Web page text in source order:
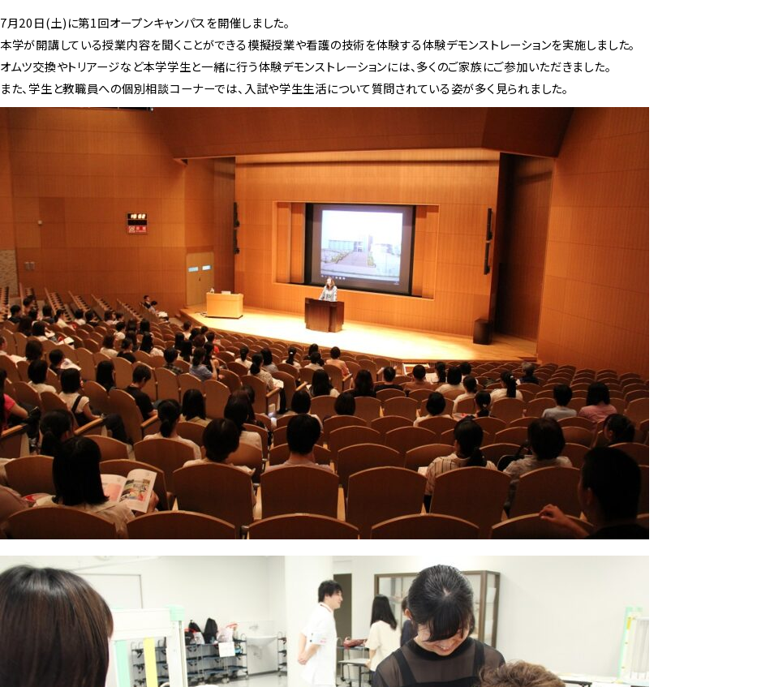
7月20日(土)に第1回オープンキャンパスを開催しました。
本学が開講している授業内容を聞くことができる模擬授業や看護の技術を体験する体験デモンストレーションを実施しました。
オムツ交換やトリアージなど本学学生と一緒に行う体験デモンストレーションには、多くのご家族にご参加いただきました。
また、学生と教職員への個別相談コーナーでは、入試や学生生活について質問されている姿が多く見られました。